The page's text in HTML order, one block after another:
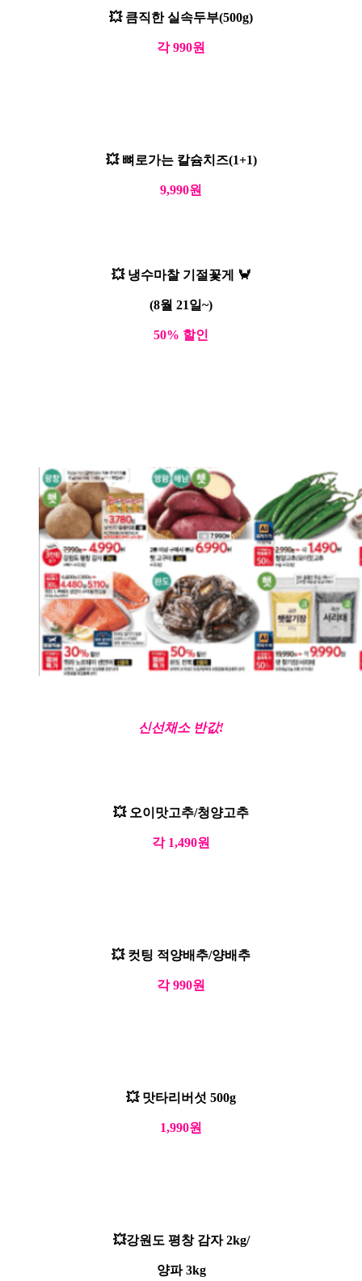
💥 큼직한 실속두부(500g)
각 990원
💥 뼈로가는 칼슘치즈(1+1)
9,990원
💥 냉수마찰 기절꽃게 🦀
(8월 21일~)
50% 할인
신선채소 반값!
💥 오이맛고추/청양고추
각 1,490원
💥 컷팅 적양배추/양배추
각 990원
💥 맛타리버섯 500g
1,990원
💥강원도 평창 감자 2kg/
양파 3kg